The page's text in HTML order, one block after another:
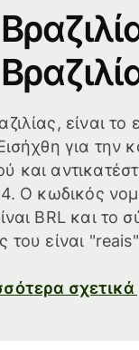
είναι το
για
και
Ο κωδικός
BRL και το
του είναι
σχετικά